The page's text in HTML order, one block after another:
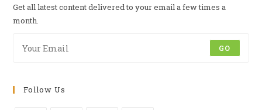
Get all latest content delivered to your email a few times a
month.
GO
Follow Us